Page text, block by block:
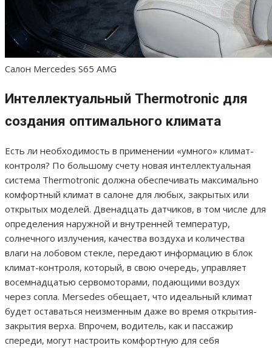
Салон Mercedes S65 AMG
Интеллектуальный Thermotronic для
создания оптимального климата
Есть ли необходимость в применении «умного» климат-
контроля? По большому счету новая интеллектуальная
система Thermotronic должна обеспечивать максимально
комфортный климат в салоне для любых, закрытых или
открытых моделей. Двенадцать датчиков, в том числе для
определения наружной и внутренней температур,
солнечного излучения, качества воздуха и количества
влаги на лобовом стекле, передают информацию в блок
климат-контроля, который, в свою очередь, управляет
восемнадцатью сервомоторами, подающими воздух
через сопла. Mersedes обещает, что идеальный климат
будет оставаться неизменным даже во время открытия-
закрытия верха. Впрочем, водитель, как и пассажир
спереди, могут настроить комфортную для себя